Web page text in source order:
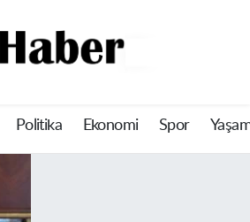
Politika Ekonomi Spor